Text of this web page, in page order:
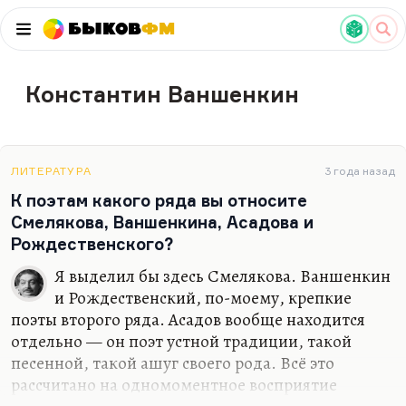
БыковФМ
Константин Ваншенкин
ЛИТЕРАТУРА 3 года назад
К поэтам какого ряда вы относите
Смелякова, Ваншенкина, Асадова и
Рождественского?
Я выделил бы здесь Смелякова. Ваншенкин
и Рождественский, по-моему, крепкие
поэты второго ряда. Асадов вообще находится
отдельно — он поэт устной традиции, такой
песенной, такой ашуг своего рода. Всё это
рассчитано на одномоментное восприятие